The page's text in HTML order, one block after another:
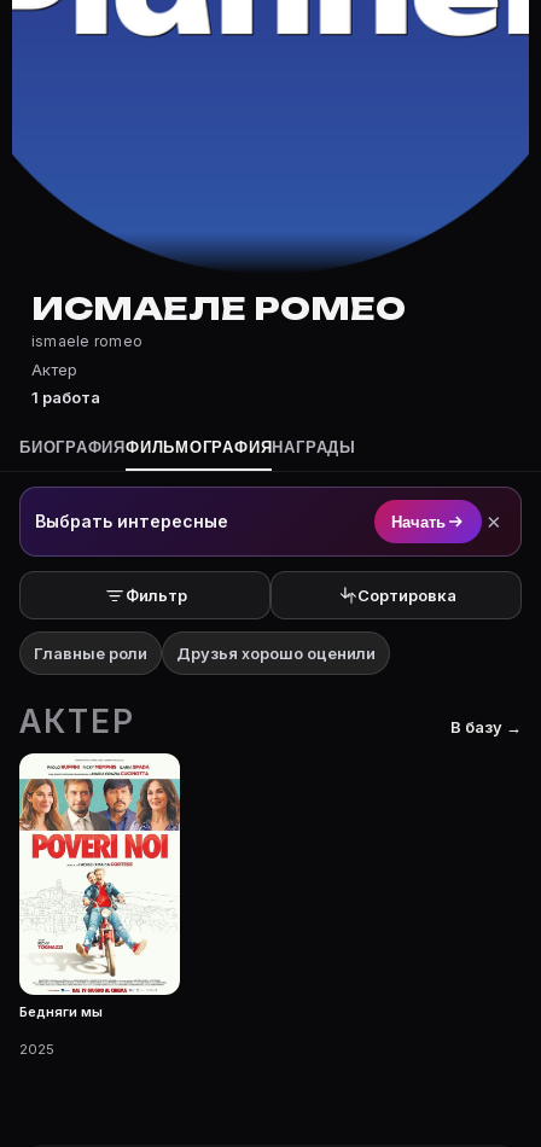
Частые вопросы о Исмаеле Ромео
Полный список — на Movie Planner: https://movie-
Кто такой(ая) Исмаеле Ромео?
Исмаеле Ромео — Актер. Биография и роли на
Где открыть фильмографию Исмаеле Ромео?
На Movie Planner: https://movie-planner.ru/s/
ИСМАЕЛЕ РОМЕО
ismaele romeo
Актер
1 работа
БИОГРАФИЯФИЛЬМОГРАФИЯ НАГРАДЫ
Выбрать интересные Начать ×
Фильтр Сортировка
Главные роли Друзья хорошо оценили
АКТЕР В базу →
Бедняги мы
2025